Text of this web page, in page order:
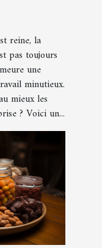
reine, la
pas toujours
une
minutieux.
mieux les
? Voici un...